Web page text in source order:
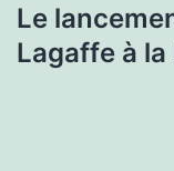
Le
Lagaffe à